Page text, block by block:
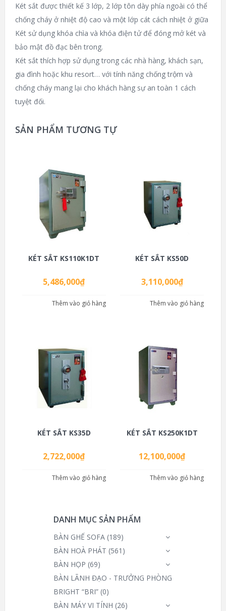
Két sắt được thiết kế 3 lớp, 2 lớp tôn dày phía ngoài có thể
chống cháy ở nhiệt độ cao và một lớp cát cách nhiệt ở giữa
Két sử dụng khóa chìa và khóa điện tử để đóng mở két và
bảo mật đồ đạc bên trong.
Két sắt thích hợp sử dụng trong các nhà hàng, khách sạn,
gia đình hoặc khu resort… với tính năng chống trộm và
chống cháy mang lại cho khách hàng sự an toàn 1 cách
tuyệt đối.
SẢN PHẨM TƯƠNG TỰ
KÉT SẮT KS110K1DT
5,486,000₫
Thêm vào giỏ hàng
KÉT SẮT KS50D
3,110,000₫
Thêm vào giỏ hàng
KÉT SẮT KS35D
2,722,000₫
Thêm vào giỏ hàng
KÉT SẮT KS250K1DT
12,100,000₫
Thêm vào giỏ hàng
DANH MỤC SẢN PHẨM
BÀN GHẾ SOFA (189)
BÀN HOÀ PHÁT (561)
BÀN HỌP (69)
BÀN LÃNH ĐẠO - TRƯỞNG PHÒNG
BRIGHT “BRI” (0)
BÀN MÁY VI TÍNH (26)